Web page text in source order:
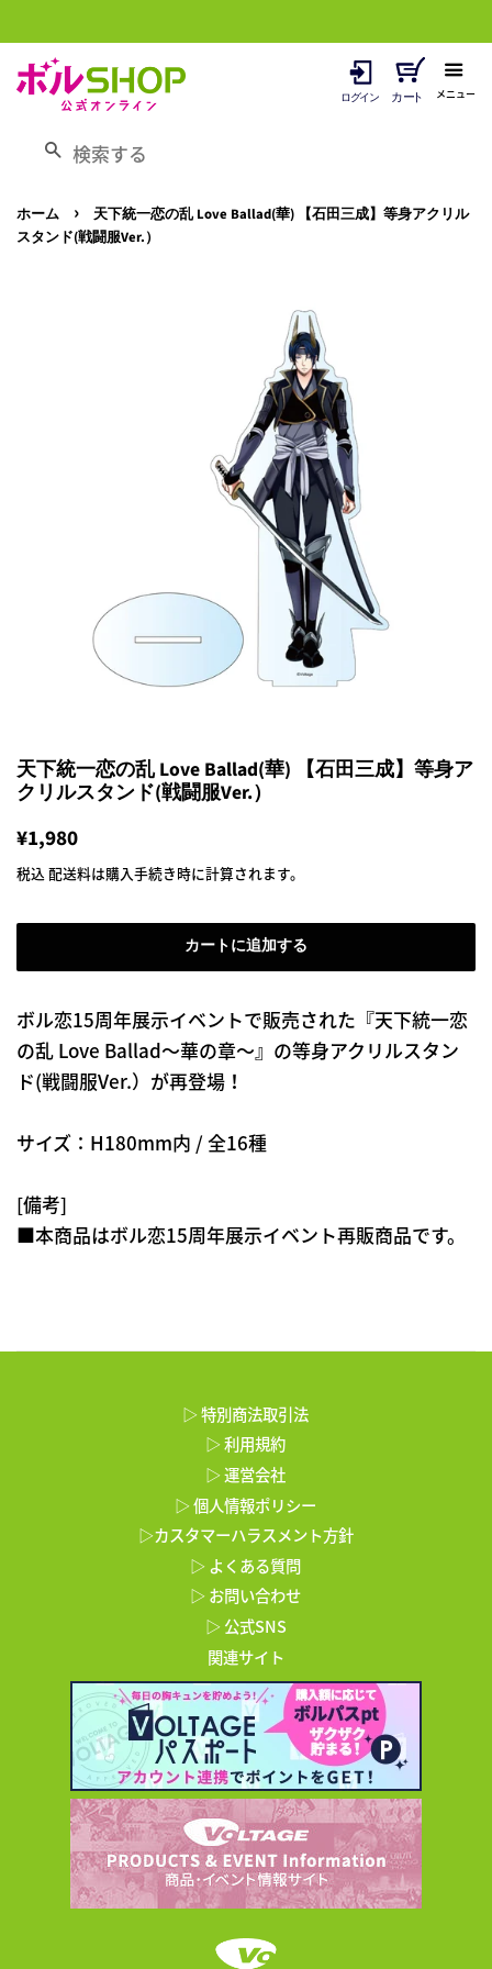
メニュー
検索する
ホーム ›
天下統一恋の乱 Love Ballad(華) 【石田三成】等身アクリル
スタンド(戦闘服Ver.）
天下統一恋の乱 Love Ballad(華) 【石田三成】等身ア
クリルスタンド(戦闘服Ver.）
通
常
格
¥1,980
売
格
税込 配送料は購入手続き時に計算されます。
カートに追加する
ボル恋15周年展示イベントで販売された『天下統一恋
の乱 Love Ballad～華の章～』の等身アクリルスタン
ド(戦闘服Ver.）が再登場！
サイズ：H180mm内 / 全16種
[備考]
■本商品はボル恋15周年展示イベント再販商品です。
▷ 特別商法取引法
▷ 利用規約
▷ 運営会社
▷ 個人情報ポリシー
▷カスタマーハラスメント方針
▷ よくある質問
▷ お問い合わせ
▷ 公式SNS
関連サイト